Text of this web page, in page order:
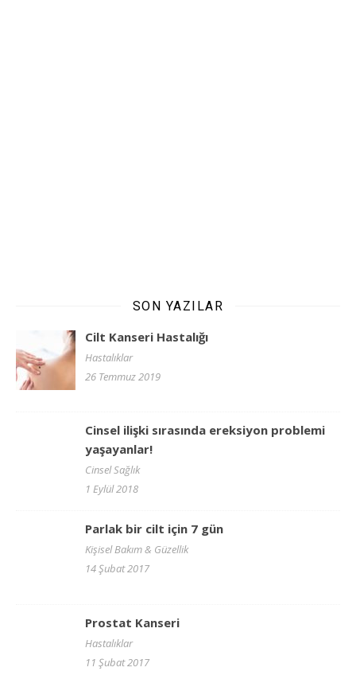
SON YAZILAR
Cilt Kanseri Hastalığı
Hastalıklar
26 Temmuz 2019
Cinsel ilişki sırasında ereksiyon problemi
yaşayanlar!
Cinsel Sağlık
1 Eylül 2018
Parlak bir cilt için 7 gün
Kişisel Bakım & Güzellik
14 Şubat 2017
Prostat Kanseri
Hastalıklar
11 Şubat 2017